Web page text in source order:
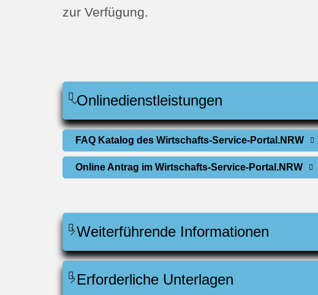
zur Verfügung.
Onlinedienstleistungen
FAQ Katalog des Wirtschafts-Service-Portal.NRW
Online Antrag im Wirtschafts-Service-Portal.NRW
Weiterführende Informationen
Erforderliche Unterlagen